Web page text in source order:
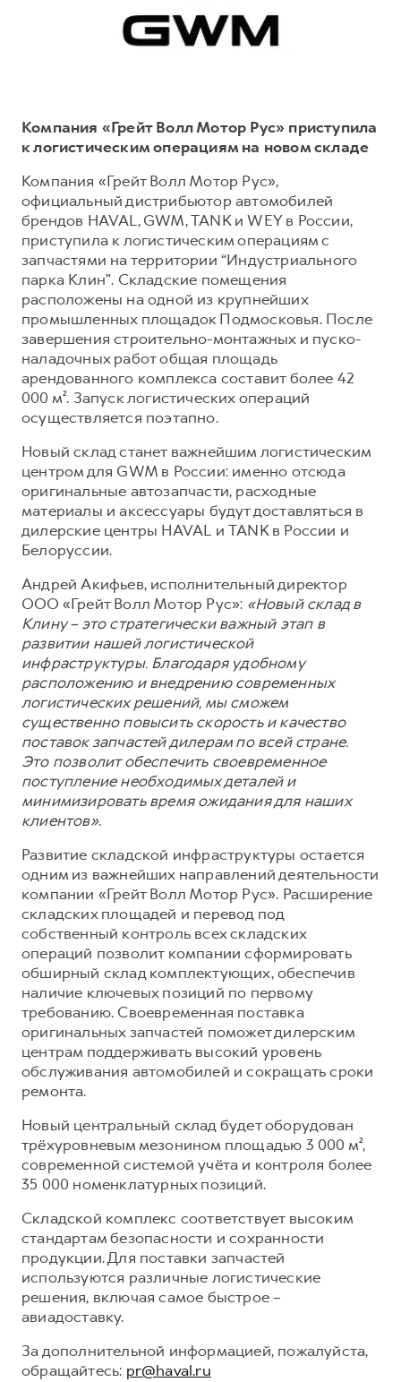
F7
от 2 899 000 ₽
F7X
POER
от 3 449 000 ₽
Кредитный калькулятор
Страхование
Кредит
КОРПОРАТИВНЫМ КЛИЕНТАМ
Для малого бизнеса
Корпоративным клиентам
Крупным корпоративным клиентам
Система управления автопарком
Сервис для корпоративных клиентов
HAVAL Лизинг
АКСЕССУАРЫ HAVAL
Автомобильные аксессуары
Коллекция CITY
Коллекция Базовая
Коллекция Детская
СЕРВИСНОЕ ОБСЛУЖИВАНИЕ
Электронный ПТС
ПОДДЕРЖКА
GWM Безопасность
Гарантия HAVAL
Мобильное приложение GWM
Программа «HAVAL Защита+»
Руководства по эксплуатации
Подписки
АКСЕССУАРЫ HAVAL
Автомобильные аксессуары
Коллекция CITY
Коллекция Базовая
Коллекция Детская
Компания «Грейт Волл Мотор Рус» приступила
к логистическим операциям на новом складе
Компания «Грейт Волл Мотор Рус»,
официальный дистрибьютор автомобилей
брендов HAVAL, GWM, TANK и WEY в России,
приступила к логистическим операциям с
запчастями на территории “Индустриального
парка Клин”. Складские помещения
расположены на одной из крупнейших
промышленных площадок Подмосковья. После
завершения строительно-монтажных и пуско-
наладочных работ общая площадь
арендованного комплекса составит более 42
000 м². Запуск логистических операций
осуществляется поэтапно.
Новый склад станет важнейшим логистическим
центром для GWM в России: именно отсюда
оригинальные автозапчасти, расходные
материалы и аксессуары будут доставляться в
дилерские центры HAVAL и TANK в России и
Белоруссии.
Андрей Акифьев, исполнительный директор
ООО «Грейт Волл Мотор Рус»: «Новый склад в
Клину – это стратегически важный этап в
развитии нашей логистической
инфраструктуры. Благодаря удобному
расположению и внедрению современных
логистических решений, мы сможем
существенно повысить скорость и качество
поставок запчастей дилерам по всей стране.
Это позволит обеспечить своевременное
поступление необходимых деталей и
минимизировать время ожидания для наших
клиентов».
Развитие складской инфраструктуры остается
одним из важнейших направлений деятельности
компании «Грейт Волл Мотор Рус». Расширение
складских площадей и перевод под
собственный контроль всех складских
операций позволит компании сформировать
обширный склад комплектующих, обеспечив
наличие ключевых позиций по первому
требованию. Своевременная поставка
оригинальных запчастей поможет дилерским
центрам поддерживать высокий уровень
обслуживания автомобилей и сокращать сроки
ремонта.
Новый центральный склад будет оборудован
трёхуровневым мезонином площадью 3 000 м²,
современной системой учёта и контроля более
35 000 номенклатурных позиций.
Складской комплекс соответствует высоким
стандартам безопасности и сохранности
продукции. Для поставки запчастей
используются различные логистические
решения, включая самое быстрое –
авиадоставку.
За дополнительной информацией, пожалуйста,
обращайтесь: pr@haval.ru